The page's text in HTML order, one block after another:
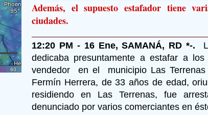
Además, el supuesto estafador tiene
ciudades.
12:20 PM - 16 Ene, SAMANÁ, RD *-.
dedicaba presuntamente a estafar a
vendedor en el municipio Las
Fermín Herrera, de 33 años de edad,
residiendo en Las Terrenas, fue
denunciado por varios comerciantes en